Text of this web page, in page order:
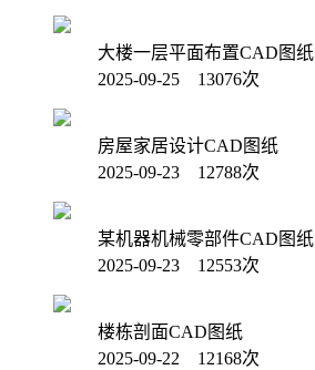
大楼一层平面布置CAD图纸
2025-09-25 13076次
房屋家居设计CAD图纸
2025-09-23 12788次
某机器机械零部件CAD图纸
2025-09-23 12553次
楼栋剖面CAD图纸
2025-09-22 12168次